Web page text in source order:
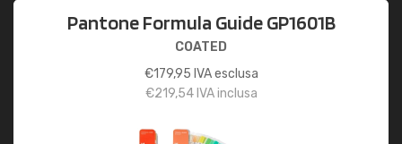
Pantone Formula Guide GP1601B
COATED
€179,95 IVA esclusa
€219,54IVA inclusa